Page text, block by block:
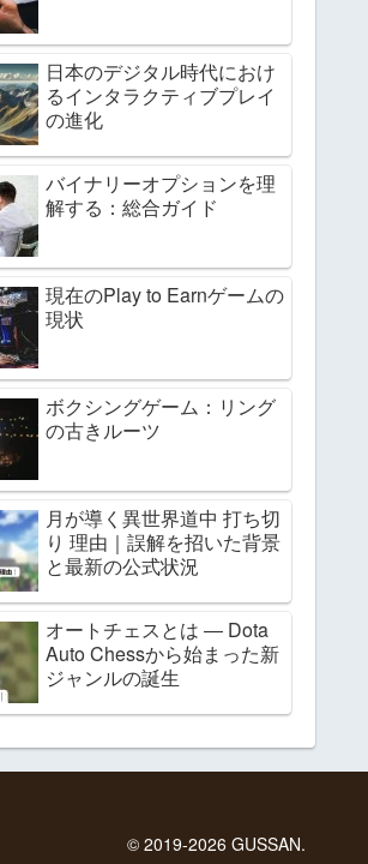
日本のデジタル時代におけ
るインタラクティブプレイ
の進化
バイナリーオプションを理
解する：総合ガイド
現在のPlay to Earnゲームの
現状
ボクシングゲーム：リング
の古きルーツ
月が導く異世界道中 打ち切
り 理由｜誤解を招いた背景
と最新の公式状況
オートチェスとは ― Dota
Auto Chessから始まった新
ジャンルの誕生
© 2019-2026 GUSSAN.